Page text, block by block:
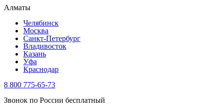
Алматы
Челябинск
Москва
Санкт-Петербург
Владивосток
Казань
Уфа
Краснодар
8 800 775-65-73
Звонок по России бесплатный